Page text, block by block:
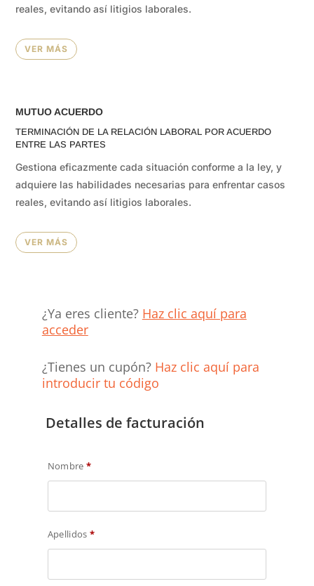
reales, evitando así litigios laborales.
VER MÁS
MUTUO ACUERDO
TERMINACIÓN DE LA RELACIÓN LABORAL POR ACUERDO
ENTRE LAS PARTES
Gestiona eficazmente cada situación conforme a la ley, y
adquiere las habilidades necesarias para enfrentar casos
reales, evitando así litigios laborales.
VER MÁS
¿Ya eres cliente? Haz clic aquí para
acceder
¿Tienes un cupón? Haz clic aquí para
introducir tu código
Detalles de facturación
Nombre *
Apellidos *